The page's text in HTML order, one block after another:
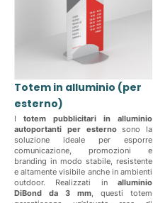
Totem in alluminio (per
esterno)
I totem pubblicitari in alluminio
autoportanti per esternosono la
soluzione ideale per esporre
comunicazione, promozioni e
branding in modo stabile, resistente
e altamente visibile anche in ambienti
outdoor. Realizzati in alluminio
DiBond da 3 mm, questi totem